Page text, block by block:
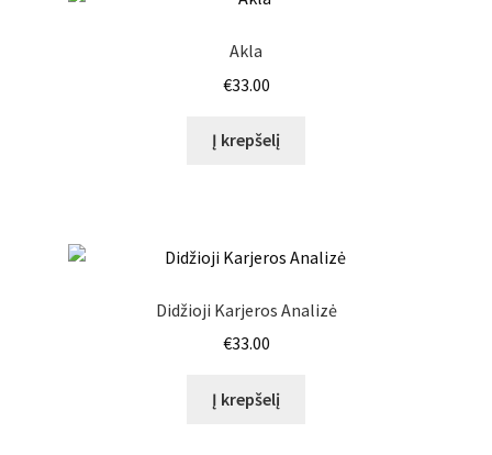
Akla
€33.00
Į krepšelį
Didžioji Karjeros Analizė
€33.00
Į krepšelį